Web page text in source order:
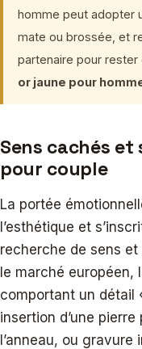
homme peut adopter
mate ou brossée, et
partenaire pour rester
or jaune pour
Sens cachés
pour couple
La portée
l’esthétique et
recherche de sens
le marché
comportant un détail
insertion d’une
l’anneau, ou